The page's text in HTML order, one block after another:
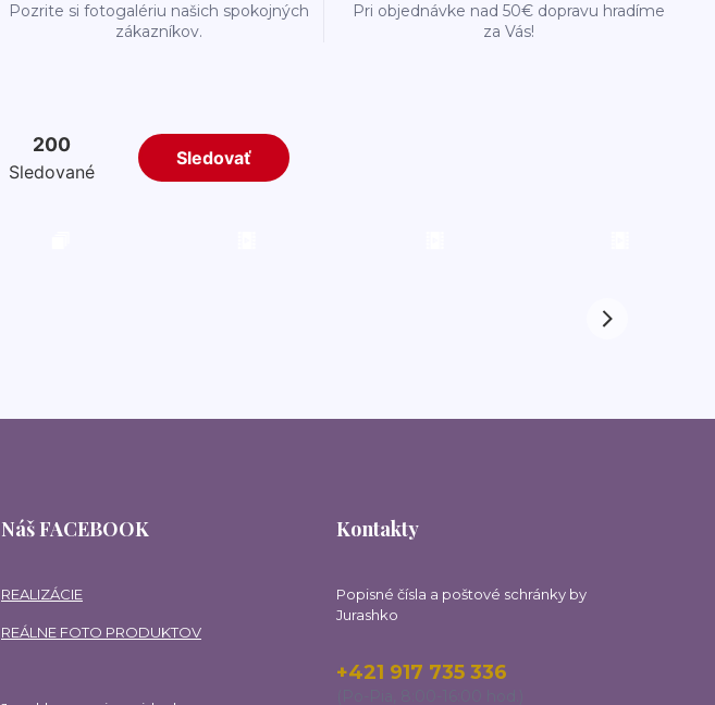
Pozrite si fotogalériu našich spokojných
zákazníkov.
Pri objednávke nad 50€ dopravu hradíme
za Vás!
Náš FACEBOOK
REALIZÁCIE
REÁLNE FOTO PRODUKTOV
Kontakty
Popisné čísla a poštové schránky by
Jurashko
+421 917 735 336